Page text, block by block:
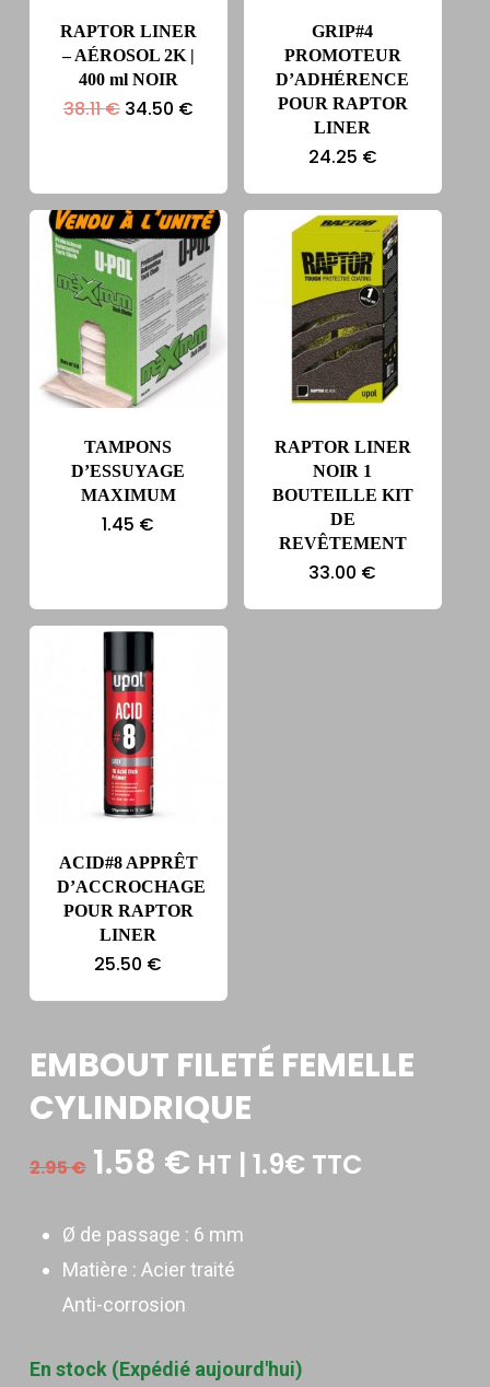
RAPTOR LINER
– AÉROSOL 2K |
400 ml NOIR
38.11€ Le
34.50 €Le
GRIP#4
PROMOTEUR
D’ADHÉRENCE
POUR RAPTOR
LINER
24.25 €
TAMPONS
D’ESSUYAGE
MAXIMUM
1.45 €
RAPTOR LINER
NOIR 1
BOUTEILLE KIT
DE
REVÊTEMENT
33.00 €
ACID#8 APPRÊT
D’ACCROCHAGE
POUR RAPTOR
LINER
25.50 €
EMBOUT FILETÉ FEMELLE
CYLINDRIQUE
2.95€ Le
était :
2.95 €.
1.58 €Le
actuel
est :
1.58 €.
HT | 1.9€ TTC
Ø de passage : 6 mm
Matière : Acier traité
Anti-corrosion
En stock (Expédié aujourd'hui)